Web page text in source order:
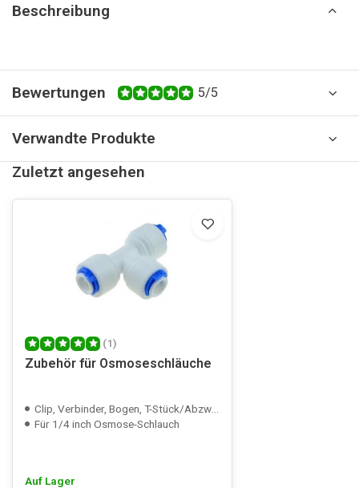
Beschreibung
Bewertungen 5/5
Verwandte Produkte
Zuletzt angesehen
(1)
Zubehör für Osmoseschläuche
Clip, Verbinder, Bogen, T-Stück/Abzweig und Hahn
Für 1/4 inch Osmose-Schlauch
Auf Lager